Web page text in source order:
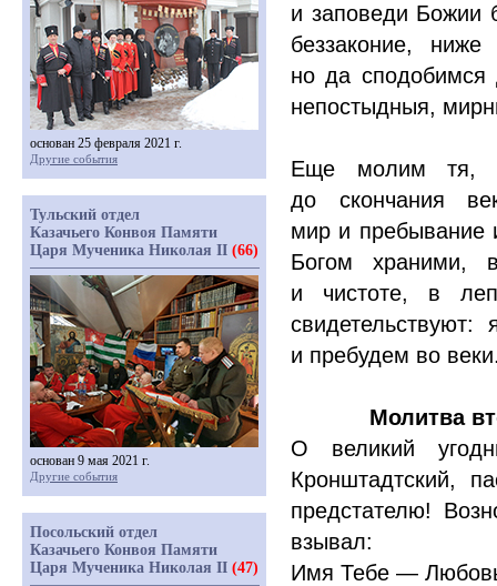
и заповеди Божии
беззаконие,
но да сподобимся
непостыдныя,
Еще молим тя,
до скончания
мир и пребывание
Богом храними,
и чистоте, в
и пребудем во
Молитва
О великий
Кронштадтский,
предстателю!
взывал:
Имя Тебе —
основан 25 февраля 2021 г.
Другие события
Тульский отдел
Казачьего Конвоя Памяти
Царя Мученика Николая II (66)
основан 9 мая 2021 г.
Другие события
Посольский отдел
Казачьего Конвоя Памяти
Царя Мученика Николая II (47)